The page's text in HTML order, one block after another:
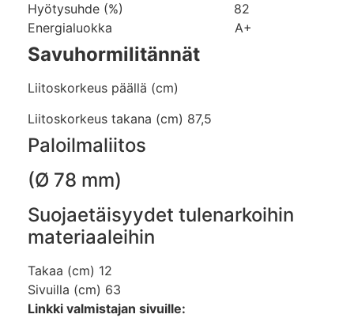
Hyötysuhde (%) 82
Energialuokka A+
Savuhormilitännät
Liitoskorkeus päällä (cm)
Liitoskorkeus takana (cm) 87,5
Paloilmaliitos
(Ø 78 mm)
Suojaetäisyydet tulenarkoihin
materiaaleihin
Takaa (cm) 12
Sivuilla (cm) 63
Linkki valmistajan sivuille: